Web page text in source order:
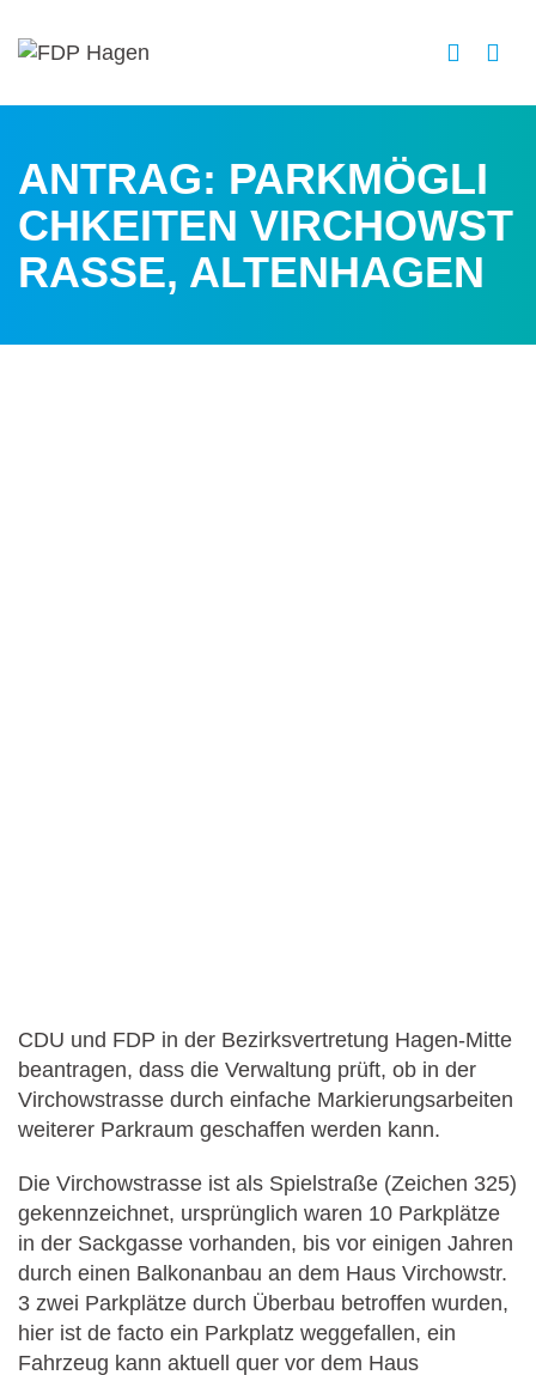
ANTRAG: PARKMÖGLI
CHKEITEN VIRCHOWST
RASSE, ALTENHAGEN
CDU und FDP in der Bezirksvertretung Hagen-Mitte
beantragen, dass die Verwaltung prüft, ob in der
Virchowstrasse durch einfache Markierungsarbeiten
weiterer Parkraum geschaffen werden kann.
Die Virchowstrasse ist als Spielstraße (Zeichen 325)
gekennzeichnet, ursprünglich waren 10 Parkplätze
in der Sackgasse vorhanden, bis vor einigen Jahren
durch einen Balkonanbau an dem Haus Virchowstr.
3 zwei Parkplätze durch Überbau betroffen wurden,
hier ist de facto ein Parkplatz weggefallen, ein
Fahrzeug kann aktuell quer vor dem Haus